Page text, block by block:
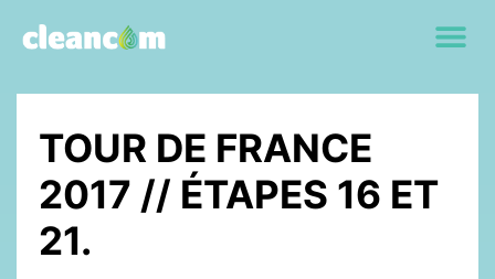
TOUR DE FRANCE
2017 // ÉTAPES 16 ET
21.